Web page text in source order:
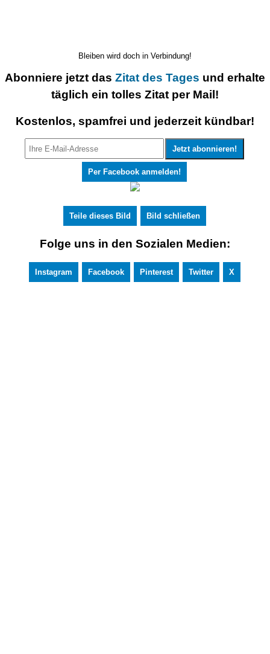
Bleiben wird doch in Verbindung!
Abonniere jetzt das Zitat des Tages und erhalte
täglich ein tolles Zitat per Mail!
Kostenlos, spamfrei und jederzeit kündbar!
Per Facebook anmelden!
Teile dieses Bild Bild schließen
Folge uns in den Sozialen Medien:
Instagram Facebook Pinterest Twitter X